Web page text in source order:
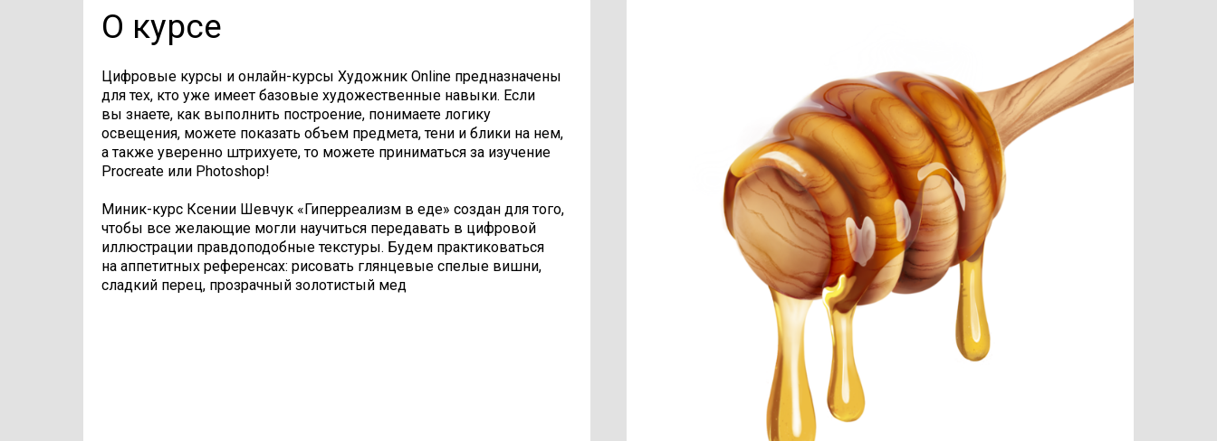
О курсе
Цифровые курсы и онлайн-курсы Художник Online предназначены
для тех, кто уже имеет базовые художественные навыки. Если
вы знаете, как выполнить построение, понимаете логику
освещения, можете показать объем предмета, тени и блики на нем,
а также уверенно штрихуете, то можете приниматься за изучение
Procreate или Photoshop!
Миник-курс Ксении Шевчук «Гиперреализм в еде» создан для того,
чтобы все желающие могли научиться передавать в цифровой
иллюстрации правдоподобные текстуры. Будем практиковаться
на аппетитных референсах: рисовать глянцевые спелые вишни,
сладкий перец, прозрачный золотистый мед